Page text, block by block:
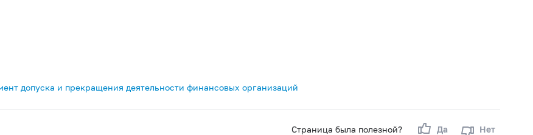
допуска и прекращения деятельности финансовых организаций
Страница была полезной? Да Нет